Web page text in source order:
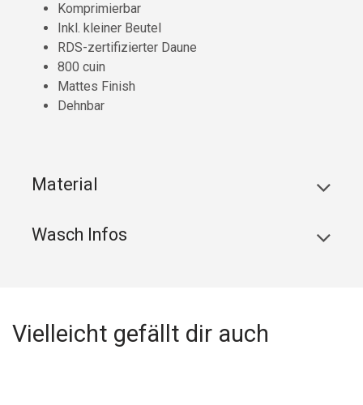
Komprimierbar
Inkl. kleiner Beutel
RDS-zertifizierter Daune
800 cuin
Mattes Finish
Dehnbar
Material
Wasch Infos
Vielleicht gefällt dir auch